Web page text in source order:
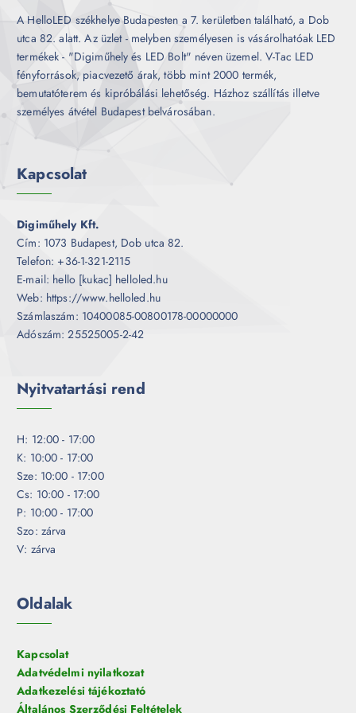
A HelloLED székhelye Budapesten a 7. kerületben található, a Dob
utca 82. alatt. Az üzlet - melyben személyesen is vásárolhatóak LED
termékek - "Digiműhely és LED Bolt" néven üzemel. V-Tac LED
fényforrások, piacvezető árak, több mint 2000 termék,
bemutatóterem és kipróbálási lehetőség. Házhoz szállítás illetve
személyes átvétel Budapest belvárosában.
Kapcsolat
Digiműhely Kft.
Cím: 1073 Budapest, Dob utca 82.
Telefon: +36-1-321-2115
E-mail: hello [kukac] helloled.hu
Web: https://www.helloled.hu
Számlaszám: 10400085-00800178-00000000
Adószám: 25525005-2-42
Nyitvatartási rend
H: 12:00 - 17:00
K: 10:00 - 17:00
Sze: 10:00 - 17:00
Cs: 10:00 - 17:00
P: 10:00 - 17:00
Szo: zárva
V: zárva
Oldalak
Kapcsolat
Adatvédelmi nyilatkozat
Adatkezelési tájékoztató
Általános Szerződési Feltételek